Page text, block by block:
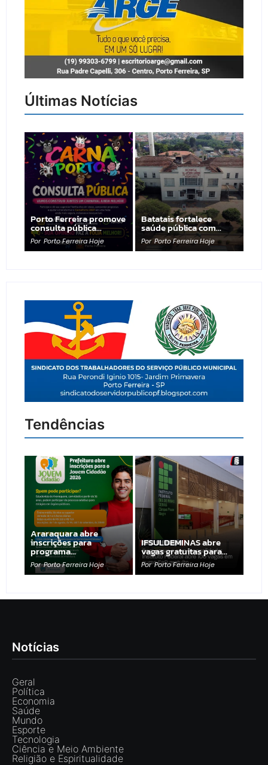
Últimas Notícias
Porto Ferreira promove
consulta pública…
Por Porto Ferreira Hoje
Batatais fortalece
saúde pública com…
Por Porto Ferreira Hoje
Tendências
Araraquara abre
inscrições para
programa…
Por Porto Ferreira Hoje
IFSULDEMINAS abre
vagas gratuitas para…
Por Porto Ferreira Hoje
Notícias
Geral
Política
Economia
Saúde
Mundo
Esporte
Tecnologia
Ciência e Meio Ambiente
Religião e Espiritualidade